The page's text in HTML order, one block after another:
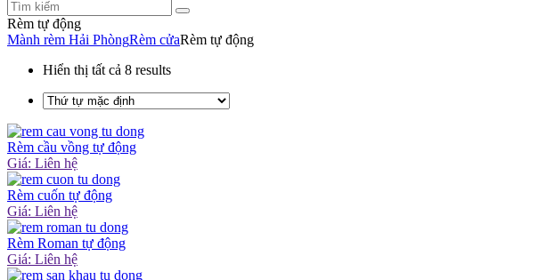
Rèm tự động
Mành rèm Hải PhòngRèm cửaRèm tự động
Hiển thị tất cả 8 results
Rèm cầu vồng tự động
Giá: Liên hệ
Rèm cuốn tự động
Giá: Liên hệ
Rèm Roman tự động
Giá: Liên hệ